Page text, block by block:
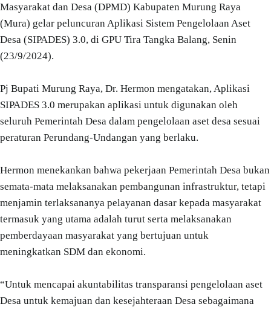
Masyarakat dan Desa (DPMD) Kabupaten Murung Raya
(Mura) gelar peluncuran Aplikasi Sistem Pengelolaan Aset
Desa (SIPADES) 3.0, di GPU Tira Tangka Balang, Senin
(23/9/2024).
Pj Bupati Murung Raya, Dr. Hermon mengatakan, Aplikasi
SIPADES 3.0 merupakan aplikasi untuk digunakan oleh
seluruh Pemerintah Desa dalam pengelolaan aset desa sesuai
peraturan Perundang-Undangan yang berlaku.
Hermon menekankan bahwa pekerjaan Pemerintah Desa bukan
semata-mata melaksanakan pembangunan infrastruktur, tetapi
menjamin terlaksananya pelayanan dasar kepada masyarakat
termasuk yang utama adalah turut serta melaksanakan
pemberdayaan masyarakat yang bertujuan untuk
meningkatkan SDM dan ekonomi.
“Untuk mencapai akuntabilitas transparansi pengelolaan aset
Desa untuk kemajuan dan kesejahteraan Desa sebagaimana